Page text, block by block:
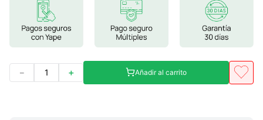
glicinato magnesio
8.
magnesio
9.
melena leon
10. proteina＋
－ Añadir al carrito